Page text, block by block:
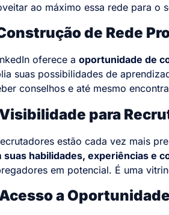
ao máximo essa rede para o
de Rede
oferece a oportunidade de
suas possibilidades de
conselhos e até mesmo
para
estão cada vez mais
suas habilidades, experiências e
em potencial. É uma
a